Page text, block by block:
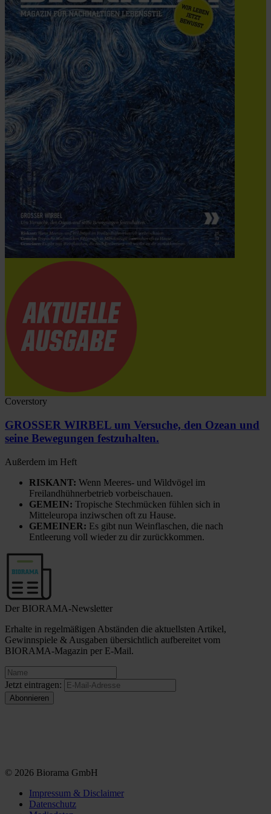
Coverstory
GROSSER WIRBEL um Versuche, den Ozean und
seine Bewegungen festzuhalten.
Außerdem im Heft
RISKANT: Wenn Meeres- und Wildvögel im
Freilandhühnerbetrieb vorbeischauen.
GEMEIN: Tropische Stechmücken fühlen sich in
Mitteleuropa inziwschen oft zu Hause.
GEMEINER: Es gibt nun Weinflaschen, die nach
Entleerung voll wieder zu dir zurückkommen.
Der BIORAMA-Newsletter
Erhalte in regelmäßigen Abständen die aktuellsten Artikel,
Gewinnspiele & Ausgaben übersichtlich aufbereitet vom
BIORAMA-Magazin per E-Mail.
Jetzt eintragen:
© 2026 Biorama GmbH
Impressum & Disclaimer
Datenschutz